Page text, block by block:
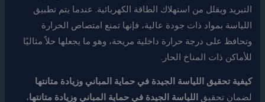
التبريد ويقلل من استهلاك الطاقة الكهربائية. عندما يتم تطبيق
اللياسة بمواد ذات جودة عالية، فإنها تمنع امتصاص الحرارة
وتحافظ على درجة حرارة داخلية مريحة، وهو ما يجعلها حلاً مثاليًا
للأماكن ذات المناخ الحار.
كيفية تحقيق اللياسة الجيدة في حماية المباني وزيادة متانتها
لضمان تحقيق اللياسة الجيدة في حماية المباني وزيادة متانتها،